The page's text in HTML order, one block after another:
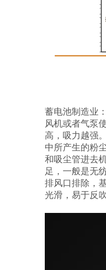
蓄电池制造业
风机或者气泵
高，吸力越强
中所产生的粉
和吸尘管进去
足，一般是无
排风口排除，
光滑，易于反